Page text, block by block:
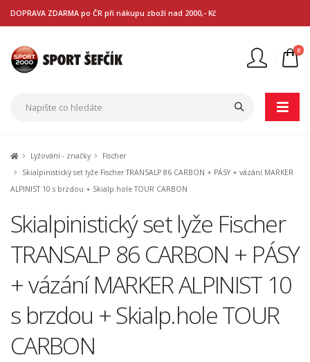
DOPRAVA ZDARMA po ČR při nákupu zboží nad 2000,- Kč
0
Lyžování - značky
Fischer
Skialpinistický set lyže Fischer TRANSALP 86 CARBON + PÁSY + vázání MARKER
ALPINIST 10 s brzdou + Skialp.hole TOUR CARBON
Skialpinistický set lyže Fischer
TRANSALP 86 CARBON + PÁSY
+ vázání MARKER ALPINIST 10
s brzdou + Skialp.hole TOUR
CARBON